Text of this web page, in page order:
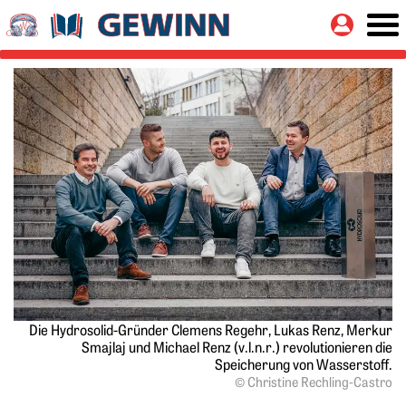
Springe zu:
Hauptinhalt
Die Hydrosolid-Gründer Clemens Regehr, Lukas Renz, Merkur
Smajlaj und Michael Renz (v.l.n.r.) revolutionieren die
Speicherung von Wasserstoff.
© Christine Rechling-Castro